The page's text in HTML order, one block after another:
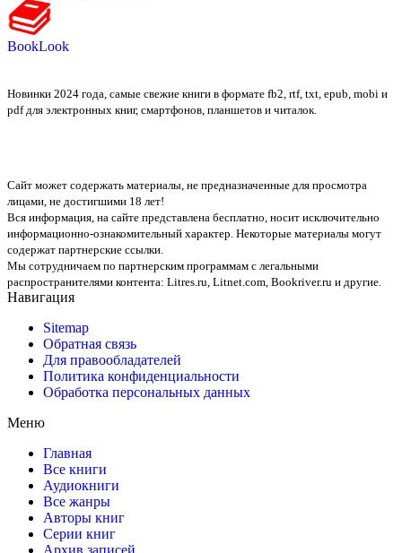
BookLook
Новинки 2024 года, самые свежие книги в формате fb2, rtf, txt, epub, mobi и
pdf для электронных книг, смартфонов, планшетов и читалок.
Сайт может содержать материалы, не предназначенные для просмотра
лицами, не достигшими 18 лет!
Вся информация, на сайте представлена бесплатно, носит исключительно
информационно-ознакомительный характер. Некоторые материалы могут
содержат партнерские ссылки.
Мы сотрудничаем по партнерским программам с легальными
распространителями контента: Litres.ru, Litnet.com, Bookriver.ru и другие.
Навигация
Sitemap
Обратная связь
Для правообладателей
Политика конфиденциальности
Обработка персональных данных
Меню
Главная
Все книги
Аудиокниги
Все жанры
Авторы книг
Серии книг